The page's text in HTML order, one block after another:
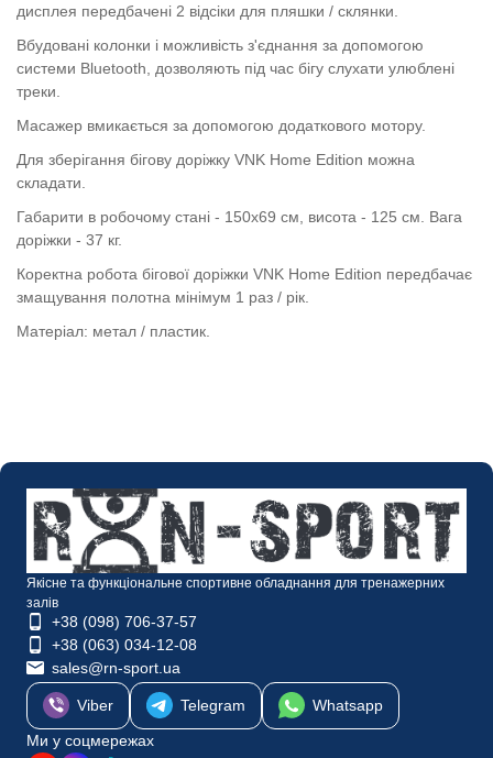
дисплея передбачені 2 відсіки для пляшки / склянки.
Вбудовані колонки і можливість з'єднання за допомогою
системи Bluetooth, дозволяють під час бігу слухати улюблені
треки.
Масажер вмикається за допомогою додаткового мотору.
Для зберігання бігову доріжку VNK Home Edition можна
складати.
Габарити в робочому стані - 150х69 см, висота - 125 см. Вага
доріжки - 37 кг.
Коректна робота бігової доріжки VNK Home Edition передбачає
змащування полотна мінімум 1 раз / рік.
Матеріал: метал / пластик.
Якісне та функціональне спортивне обладнання для тренажерних
залів
+38 (098) 706-37-57
+38 (063) 034-12-08
sales@rn-sport.ua
Viber Telegram
Whatsapp
Ми у соцмережах